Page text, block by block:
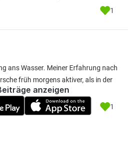
1
ans Wasser. Meiner Erfahrung nach
früh morgens aktiver, als in der
1
anzeigen